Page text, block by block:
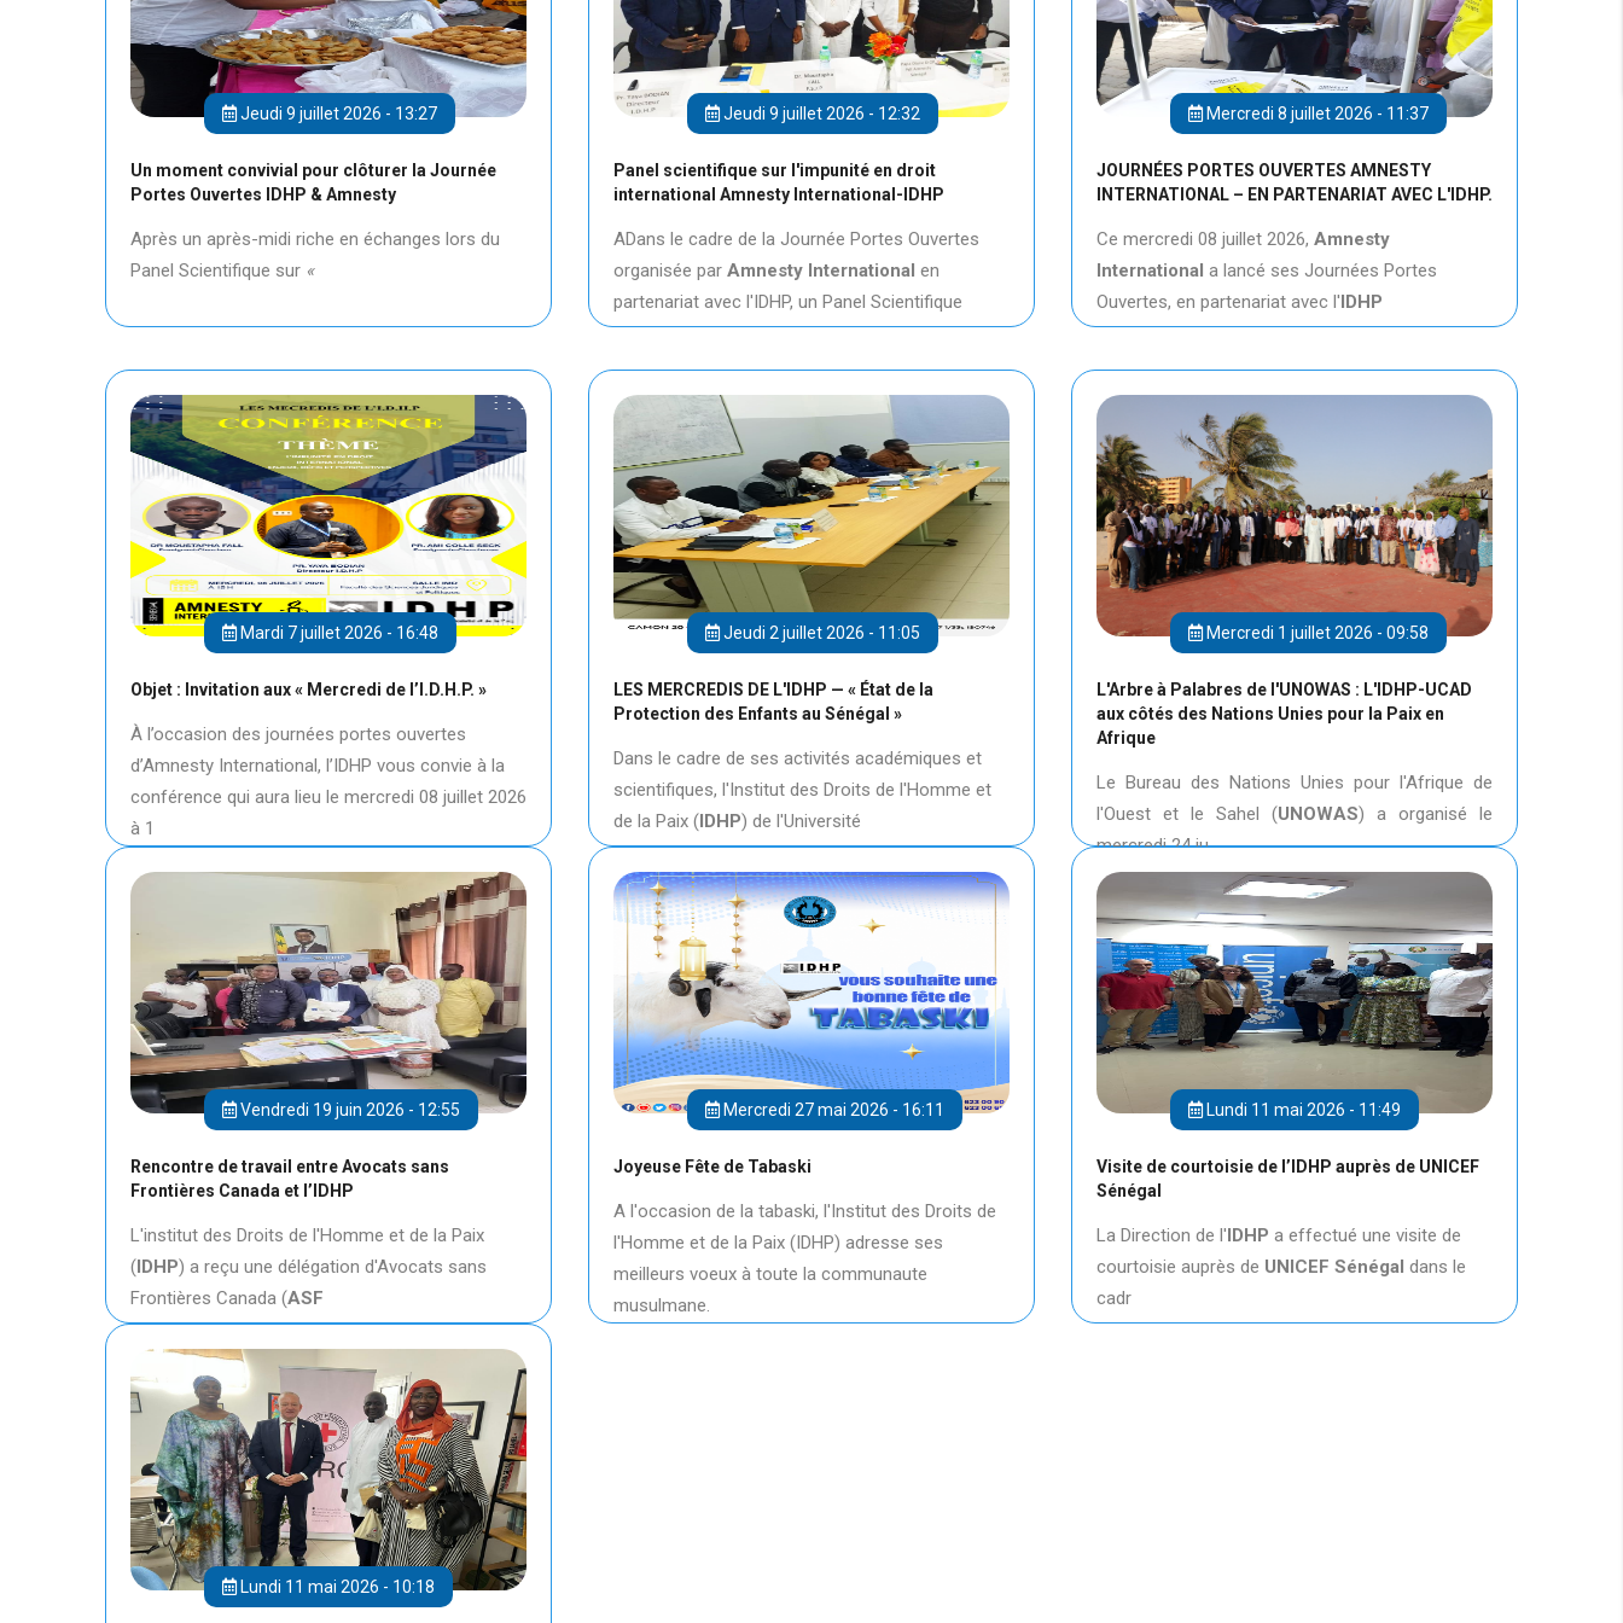
Jeudi 9 juillet 2026 - 13:27
Un moment convivial pour clôturer la Journée
Portes Ouvertes IDHP & Amnesty
Après un après-midi riche en échanges lors du
Panel Scientifique sur «
Jeudi 9 juillet 2026 - 12:32
Panel scientifique sur l'impunité en droit
international Amnesty International-IDHP
ADans le cadre de la Journée Portes Ouvertes
organisée par Amnesty International en
partenariat avec l'IDHP, un Panel Scientifique
Mercredi 8 juillet 2026 - 11:37
JOURNÉES PORTES OUVERTES AMNESTY
INTERNATIONAL – EN PARTENARIAT AVEC L'IDHP.
Ce mercredi 08 juillet 2026, Amnesty
International a lancé ses Journées Portes
Ouvertes, en partenariat avec l'IDHP
Mardi 7 juillet 2026 - 16:48
Objet : Invitation aux « Mercredi de l’I.D.H.P. »
À l’occasion des journées portes ouvertes
d’Amnesty International, l’IDHP vous convie à la
conférence qui aura lieu le mercredi 08 juillet 2026
à 1
Jeudi 2 juillet 2026 - 11:05
LES MERCREDIS DE L'IDHP — « État de la
Protection des Enfants au Sénégal »
Dans le cadre de ses activités académiques et
scientifiques, l'Institut des Droits de l'Homme et
de la Paix (IDHP) de l'Université
Mercredi 1 juillet 2026 - 09:58
L'Arbre à Palabres de l'UNOWAS : L'IDHP-UCAD
aux côtés des Nations Unies pour la Paix en
Afrique
Le Bureau des Nations Unies pour l'Afrique de
l'Ouest et le Sahel (UNOWAS) a organisé le
mercredi 24 ju
Vendredi 19 juin 2026 - 12:55
Rencontre de travail entre Avocats sans
Frontières Canada et l’IDHP
L'institut des Droits de l'Homme et de la Paix
(IDHP) a reçu une délégation d'Avocats sans
Frontières Canada (ASF
Mercredi 27 mai 2026 - 16:11
Joyeuse Fête de Tabaski
A l'occasion de la tabaski, l'Institut des Droits de
l'Homme et de la Paix (IDHP) adresse ses
meilleurs voeux à toute la communaute
musulmane.
Lundi 11 mai 2026 - 11:49
Visite de courtoisie de l’IDHP auprès de UNICEF
Sénégal
La Direction de l'IDHP a effectué une visite de
courtoisie auprès de UNICEF Sénégal dans le
cadr
Lundi 11 mai 2026 - 10:18